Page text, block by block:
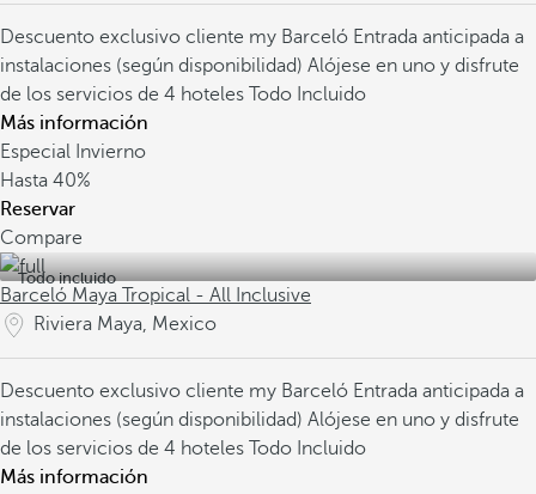
Descuento exclusivo cliente my Barceló Entrada anticipada a
instalaciones (según disponibilidad) Alójese en uno y disfrute
de los servicios de 4 hoteles Todo Incluido
Más información
Especial Invierno
Hasta 40%
Reservar
Compare
Todo incluido
Barceló Maya Tropical - All Inclusive
Riviera Maya, Mexico
Descuento exclusivo cliente my Barceló Entrada anticipada a
instalaciones (según disponibilidad) Alójese en uno y disfrute
de los servicios de 4 hoteles Todo Incluido
Más información